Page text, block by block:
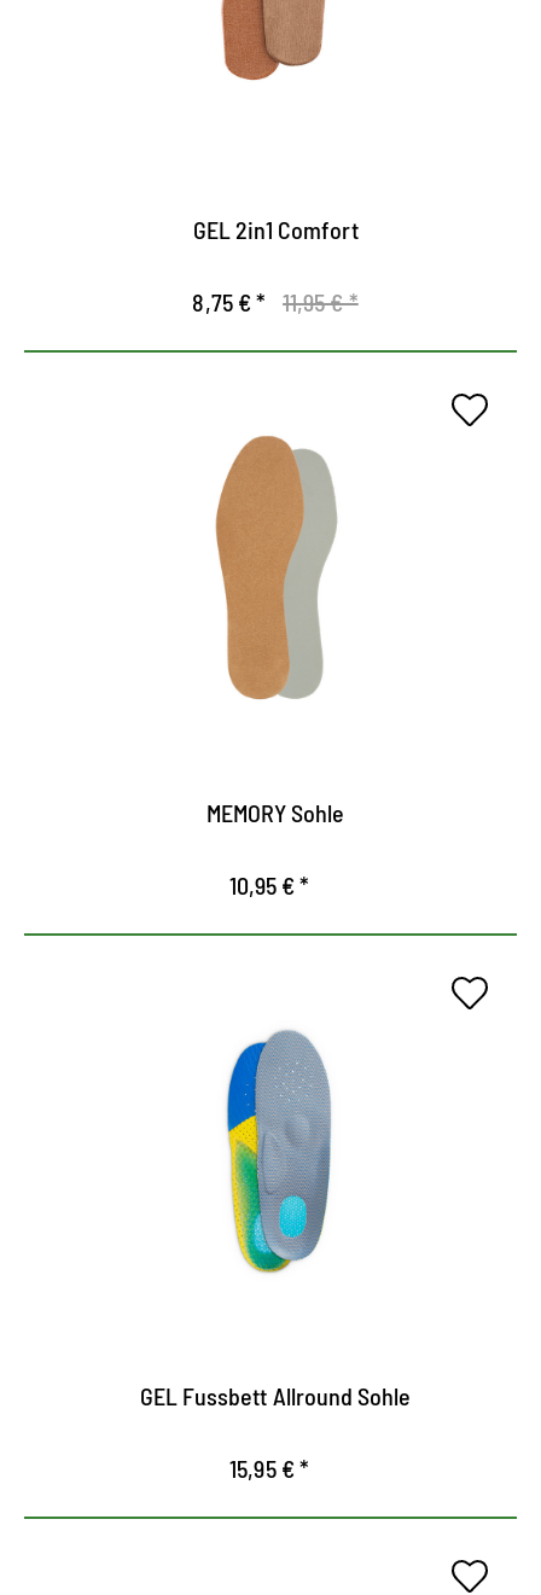
agradable para la piel y absorbe la humedad .
Da tus pies apoyo en el zapato.
GEL 2in1 Comfort
8,75 € * 11,95 € *
Efecto de memoria casual
Se adapta perfectamente a la carga de presión del
pie gracias a la espuma viscoelastica.
Confort óptimo de uso, donde el pie y las
articulaciones están notablemente aliviados.
MEMORY Sohle
10,95 € *
Plantilla de gel Allround.
Estabilizado y rellena los pies en cada zapato
Absorve las vibraciones, alivia las articulaciones,
los pies, los ligamentos y la columna vertebral.
Circulación de aire gracias a la perforación
GEL Fussbett Allround Sohle
15,95 € *